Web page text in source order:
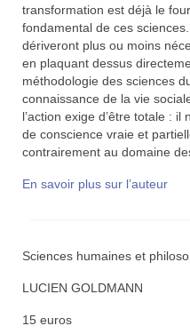
transformation est déjà le
fondamental de ces
dériveront plus ou moins
en plaquant dessus
méthodologie des sciences
connaissance de la vie
l’action exige d’être totale :
de conscience vraie et
contrairement au domaine
En savoir plus sur l’auteur
Sciences humaines et
LUCIEN GOLDMANN
15 euros